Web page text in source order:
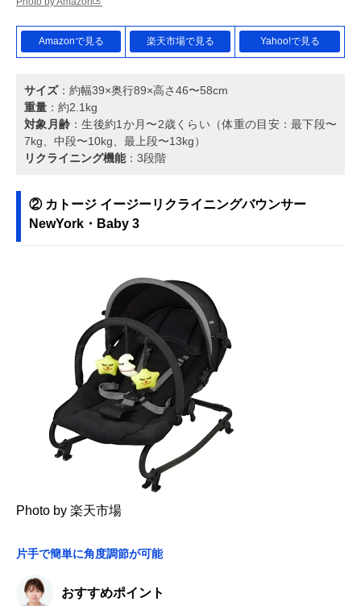
Amazonで見る 楽天市場で見る Yahoo!で見る
サイズ：約幅39×奥行89×高さ46〜58cm
重量 ：約2.1kg
対象月齢 ：生後約1か月〜2歳くらい（体重の目安：最下段〜
7kg、中段〜10kg、最上段〜13kg）
リクライニング機能：3段階
② カトージ イージーリクライニングバウンサー
NewYork・Baby 3
Photo by 楽天市場
片手で簡単に角度調節が可能
おすすめポイント